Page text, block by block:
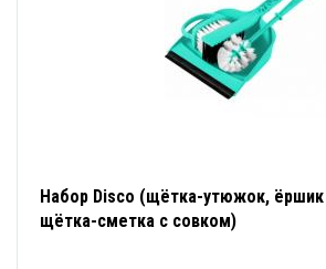
Набор Disco (щётка-утюжок, ёршик
щётка-сметка с совком)